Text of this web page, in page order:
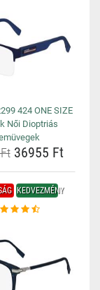
424 ONE SIZE
Női Dioptriás
36955 Ft
KEDVEZMÉNY